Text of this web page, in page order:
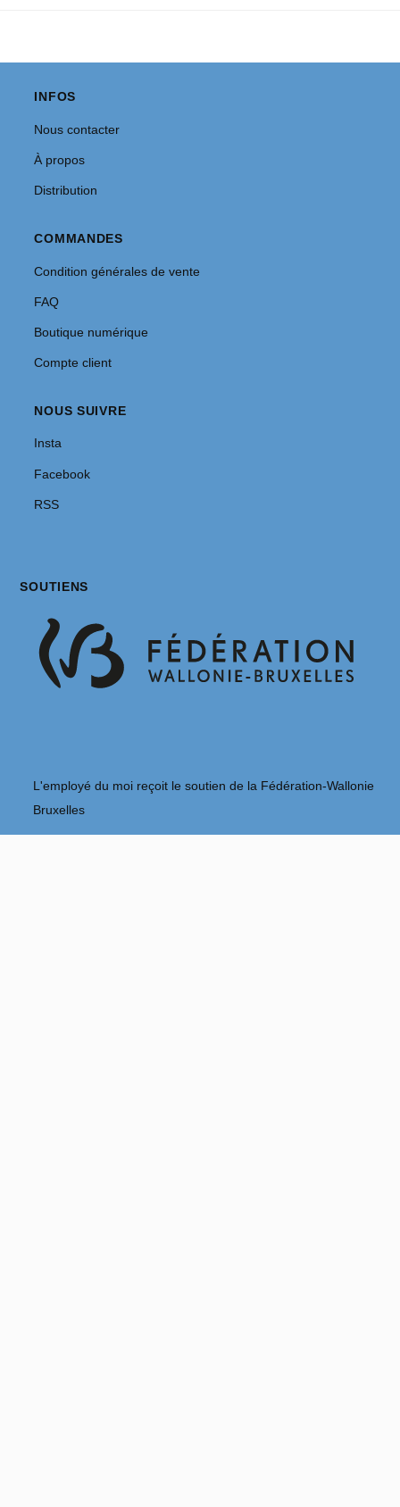
INFOS
Nous contacter
À propos
Distribution
COMMANDES
Condition générales de vente
FAQ
Boutique numérique
Compte client
NOUS SUIVRE
Insta
Facebook
RSS
SOUTIENS
L'employé du moi reçoit le soutien de la Fédération-Wallonie
Bruxelles